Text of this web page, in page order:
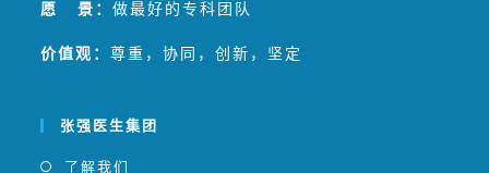
CHIVA等，2017年全面启用CHIVA替代其他微创疗法。
住院治疗，缩短成为一小时左右的CHIVA门诊治疗，目
愿 景：做最好的专科团队
价值观：尊重，协同，创新，坚定
张强医生集团
了解我们